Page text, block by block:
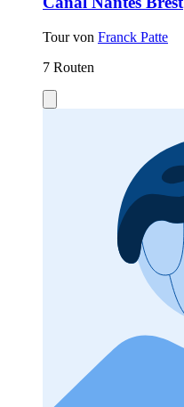
Tour von Franck Patte
7 Routen